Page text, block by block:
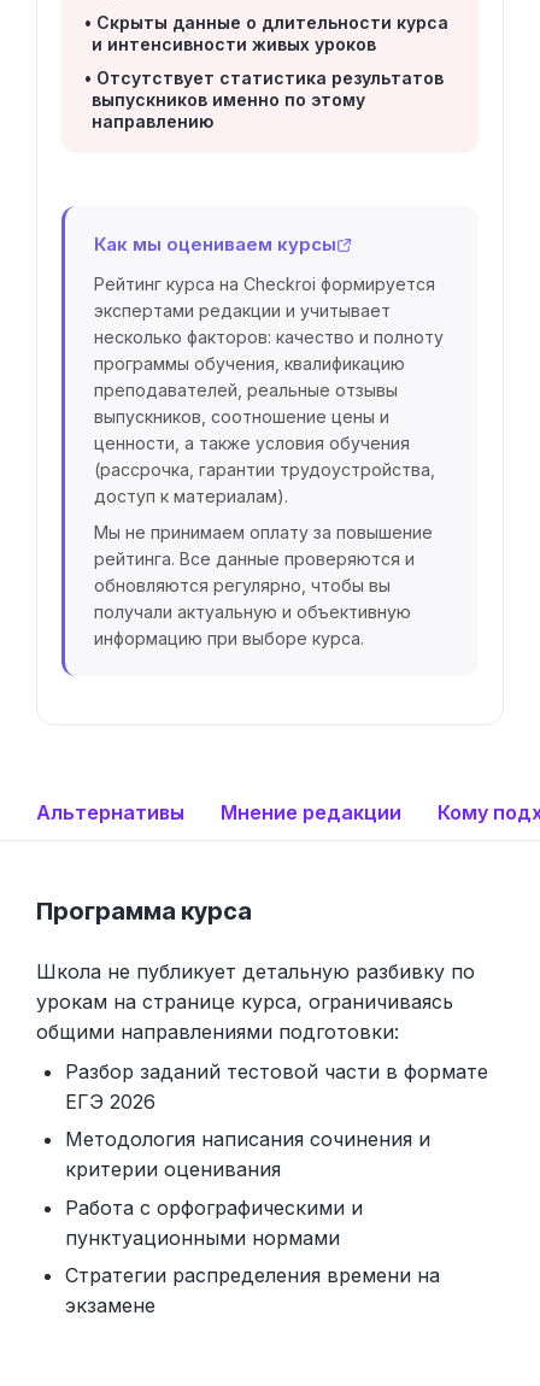
Скрыты данные о длительности курса
и интенсивности живых уроков
Отсутствует статистика результатов
выпускников именно по этому
направлению
Как мы оцениваем курсы
Рейтинг курса на Checkroi формируется
экспертами редакции и учитывает
несколько факторов: качество и полноту
программы обучения, квалификацию
преподавателей, реальные отзывы
выпускников, соотношение цены и
ценности, а также условия обучения
(рассрочка, гарантии трудоустройства,
доступ к материалам).
Мы не принимаем оплату за повышение
рейтинга. Все данные проверяются и
обновляются регулярно, чтобы вы
получали актуальную и объективную
информацию при выборе курса.
Альтернативы Мнение редакции Кому
Программа курса
Школа не публикует детальную разбивку по
урокам на странице курса, ограничиваясь
общими направлениями подготовки:
Разбор заданий тестовой части в формате
ЕГЭ 2026
Методология написания сочинения и
критерии оценивания
Работа с орфографическими и
пунктуационными нормами
Стратегии распределения времени на
экзамене